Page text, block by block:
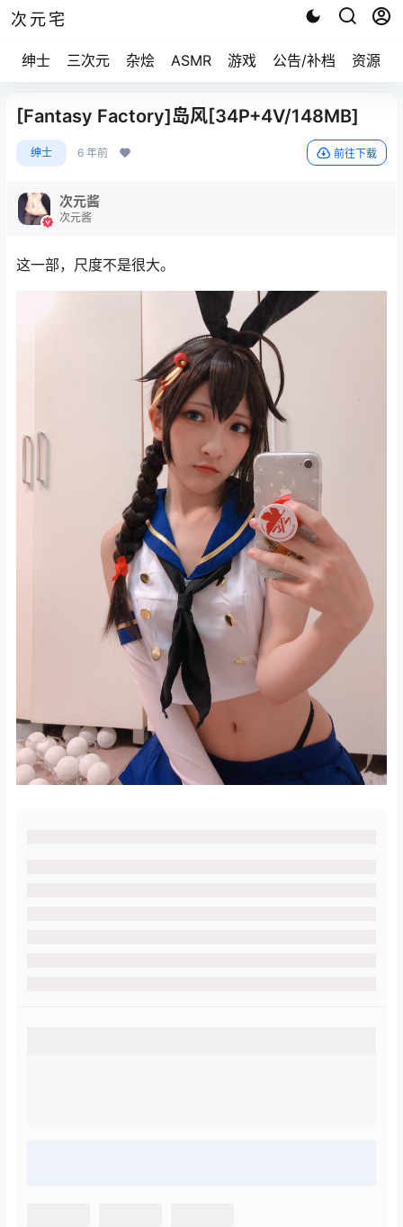
次元宅
绅士 三次元 杂烩 ASMR 游戏 公告/补档 资源求
[Fantasy Factory]岛风[34P+4V/148MB]
绅士 6 年前 前往下载
次元酱
次元酱
这一部，尺度不是很大。